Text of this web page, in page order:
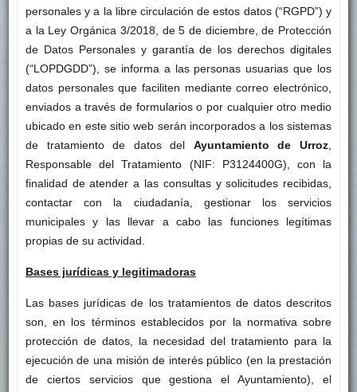
personales y a la libre circulación de estos datos (“RGPD”) y
a la Ley Orgánica 3/2018, de 5 de diciembre, de Protección
de Datos Personales y garantía de los derechos digitales
(“LOPDGDD”), se informa a las personas usuarias que los
datos personales que faciliten mediante correo electrónico,
enviados a través de formularios o por cualquier otro medio
ubicado en este sitio web serán incorporados a los sistemas
de tratamiento de datos del Ayuntamiento de Urroz,
Responsable del Tratamiento (NIF: P3124400G), con la
finalidad de atender a las consultas y solicitudes recibidas,
contactar con la ciudadanía, gestionar los servicios
municipales y las llevar a cabo las funciones legítimas
propias de su actividad.
Bases jurídicas y legitimadoras
Las bases jurídicas de los tratamientos de datos descritos
son, en los términos establecidos por la normativa sobre
protección de datos, la necesidad del tratamiento para la
ejecución de una misión de interés público (en la prestación
de ciertos servicios que gestiona el Ayuntamiento), el